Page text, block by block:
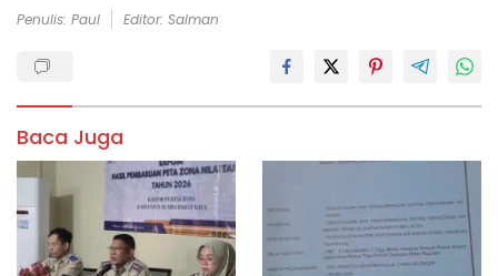
Penulis: Paul Editor: Salman
Baca Juga